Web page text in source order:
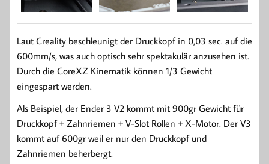
Laut Creality beschleunigt der Druckkopf in 0,03 sec. auf die
600mm/s, was auch optisch sehr spektakulär anzusehen ist.
Durch die CoreXZ Kinematik können 1/3 Gewicht
eingespart werden.
Als Beispiel, der Ender 3 V2 kommt mit 900gr Gewicht für
Druckkopf + Zahnriemen + V-Slot Rollen + X-Motor. Der V3
kommt auf 600gr weil er nur den Druckkopf und
Zahnriemen beherbergt.